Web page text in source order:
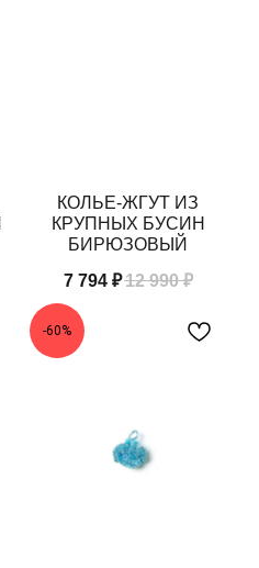
КОЛЬЕ-ЖГУТ ИЗ
КРУПНЫХ БУСИН
БИРЮЗОВЫЙ
7 794 ₽12 990 ₽
-60%